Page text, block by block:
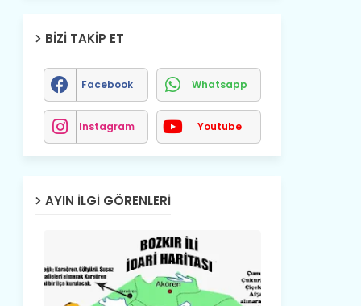
BIZI TAKIP ET
Facebook Whatsapp
Instagram Youtube
AYIN İLGI GÖRENLERI